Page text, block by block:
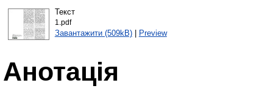
Текст
1.pdf
Завантажити (509kB)| Preview
Анотація